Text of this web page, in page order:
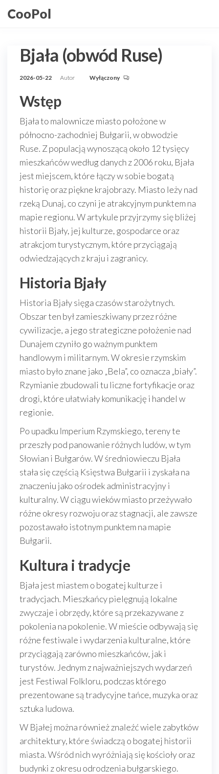
doCooPol
Bjała (obwód Ruse)
2026-05-22 Autor Wyłączony
Wstęp
Bjała to malownicze miasto położone w
północno-zachodniej Bułgarii, w obwodzie
Ruse. Z populacją wynoszącą około 12 tysięcy
mieszkańców według danych z 2006 roku, Bjała
jest miejscem, które łączy w sobie bogatą
historię oraz piękne krajobrazy. Miasto leży nad
rzeką Dunaj, co czyni je atrakcyjnym punktem na
mapie regionu. W artykule przyjrzymy się bliżej
historii Bjały, jej kulturze, gospodarce oraz
atrakcjom turystycznym, które przyciągają
odwiedzających z kraju i zagranicy.
Historia Bjały
Historia Bjały sięga czasów starożytnych.
Obszar ten był zamieszkiwany przez różne
cywilizacje, a jego strategiczne położenie nad
Dunajem czyniło go ważnym punktem
handlowym i militarnym. W okresie rzymskim
miasto było znane jako „Bela”, co oznacza „biały”.
Rzymianie zbudowali tu liczne fortyfikacje oraz
drogi, które ułatwiały komunikację i handel w
regionie.
Po upadku Imperium Rzymskiego, tereny te
przeszły pod panowanie różnych ludów, w tym
Słowian i Bułgarów. W średniowieczu Bjała
stała się częścią Księstwa Bułgarii i zyskała na
znaczeniu jako ośrodek administracyjny i
kulturalny. W ciągu wieków miasto przeżywało
różne okresy rozwoju oraz stagnacji, ale zawsze
pozostawało istotnym punktem na mapie
Bułgarii.
Kultura i tradycje
Bjała jest miastem o bogatej kulturze i
tradycjach. Mieszkańcy pielęgnują lokalne
zwyczaje i obrzędy, które są przekazywane z
pokolenia na pokolenie. W mieście odbywają się
różne festiwale i wydarzenia kulturalne, które
przyciągają zarówno mieszkańców, jak i
turystów. Jednym z najważniejszych wydarzeń
jest Festiwal Folkloru, podczas którego
prezentowane są tradycyjne tańce, muzyka oraz
sztuka ludowa.
W Bjałej można również znaleźć wiele zabytków
architektury, które świadczą o bogatej historii
miasta. Wśród nich wyróżniają się kościoły oraz
budynki z okresu odrodzenia bułgarskiego.